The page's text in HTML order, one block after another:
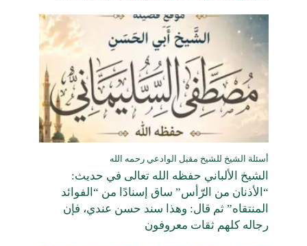
أسئلة الشيخ للشيخ مقبل الوادعي رحمه الله
الشيخ الألباني حفظه الله تعالى في حديث:
“الأذنان من الرّأس” ساق إسنادًا من “الفوائد
المنتقاه” ثم قال: وهذا سند حسن عندي، فإن
رجاله كلهم ثقات معروفون